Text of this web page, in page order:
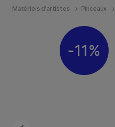
Matériels d'artistes Pinceaux
11%